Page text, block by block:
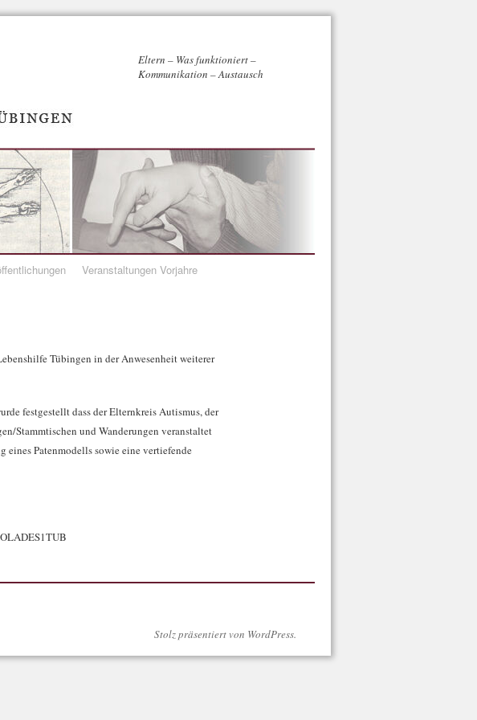
Eltern – Was funktioniert –
Kommunikation – Austausch
Veranstaltungen Vorjahre
Tübingen in der Anwesenheit weiterer
festgestellt dass der Elternkreis Autismus, der
Stammtischen und Wanderungen veranstaltet
Patenmodells sowie eine vertiefende
Stolz präsentiert von WordPress.